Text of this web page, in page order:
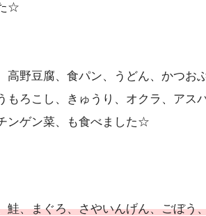
☆
高野豆腐、食パン、うどん、かつお
もろこし、きゅうり、オクラ、アス
ンゲン菜、も食べました☆
鮭、まぐろ、さやいんげん、ごぼう